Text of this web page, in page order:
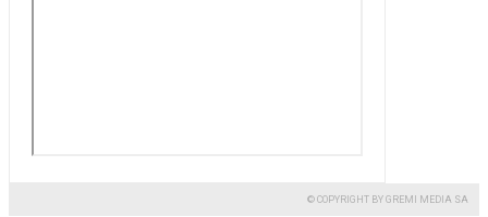
© COPYRIGHT BY GREMI MEDIA SA